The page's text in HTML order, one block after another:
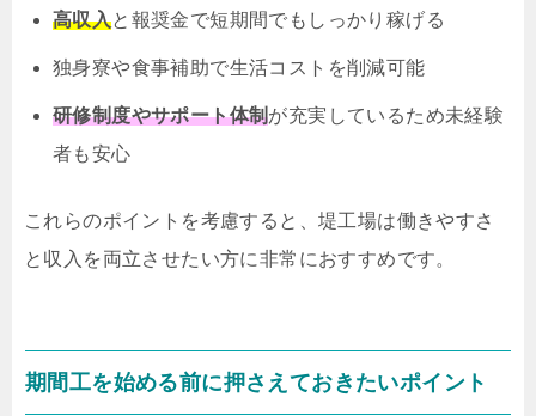
高収入と報奨金で短期間でもしっかり稼げる
独身寮や食事補助で生活コストを削減可能
研修制度やサポート体制が充実しているため未経験
者も安心
これらのポイントを考慮すると、堤工場は働きやすさ
と収入を両立させたい方に非常におすすめです。
期間工を始める前に押さえておきたいポイント